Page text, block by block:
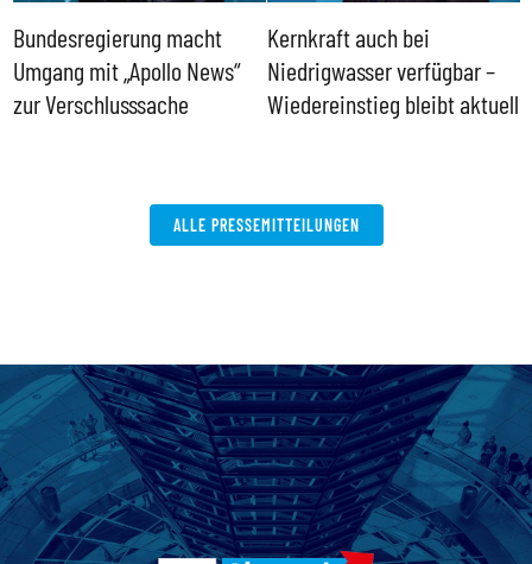
Bundesregierung macht
Umgang mit „Apollo News“
zur Verschlusssache
Kernkraft auch bei
Niedrigwasser verfügbar –
Wiedereinstieg bleibt aktuell
ALLE PRESSEMITTEILUNGEN